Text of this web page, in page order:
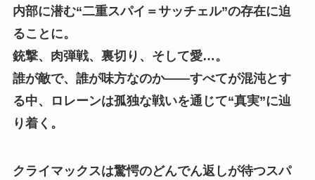
内部に潜む“二重スパイ＝サッチェル”の存在に迫
ることに。
銃撃、肉弾戦、裏切り、そして愛…。
誰が敵で、誰が味方なのか——すべてが混沌とす
る中、ロレーンは孤独な戦いを通じて“真実”に辿
り着く。
クライマックスは驚愕のどんでん返しが待つスパ